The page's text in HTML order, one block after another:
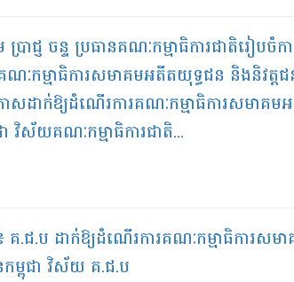
ាជ្ញ ចន្ទ ប្រធានគណៈកម្មាធិការជាតិរៀបចំកា
ៈកម្មាធិការសមាគមអតីតយុទ្ធជន និងនិវត្តជ
សដាក់ឱ្យដំណើរការគណៈកម្មាធិការសមាគម
វិស័យគណៈកម្មាធិការជាតិ...
គ.ជ.ប ដាក់ឱ្យដំណើរការគណៈកម្មាធិការសម
ម្ពុជា វិស័យ គ.ជ.ប